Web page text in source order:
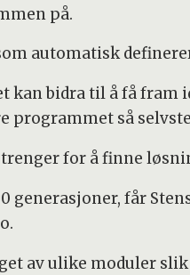
på.
automatisk
kan bidra til å få
programmet så
for å finne
generasjoner, får
av ulike moduler